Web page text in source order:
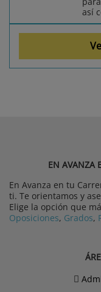
así
EN AVANZA
En Avanza en tu
ti. Te orientamos y
Elige la opción que
Oposiciones, Grados,